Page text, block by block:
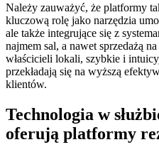
Należy zauważyć, że platformy
kluczową rolę jako narzędzia
ale także integrujące się z
najmem sal, a nawet sprzedażą
właścicieli lokali, szybkie i
przekładają się na wyższą
klientów.
Technologia w
oferują platformy